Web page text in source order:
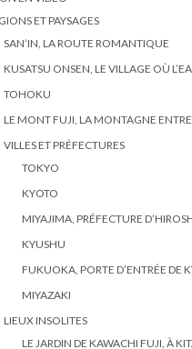
ET PAYSAGES
SAN’IN, LA ROUTE ROMANTIQUE
KUSATSU ONSEN, LE VILLAGE OÙ
TOHOKU
LE MONT FUJI, LA MONTAGNE ENTRE
VILLES ET PRÉFECTURES
TOKYO
KYOTO
MIYAJIMA, PRÉFECTURE
KYUSHU
FUKUOKA, PORTE D’ENTRÉE DE
MIYAZAKI
LIEUX INSOLITES
LE JARDIN DE KAWACHI FUJI, À